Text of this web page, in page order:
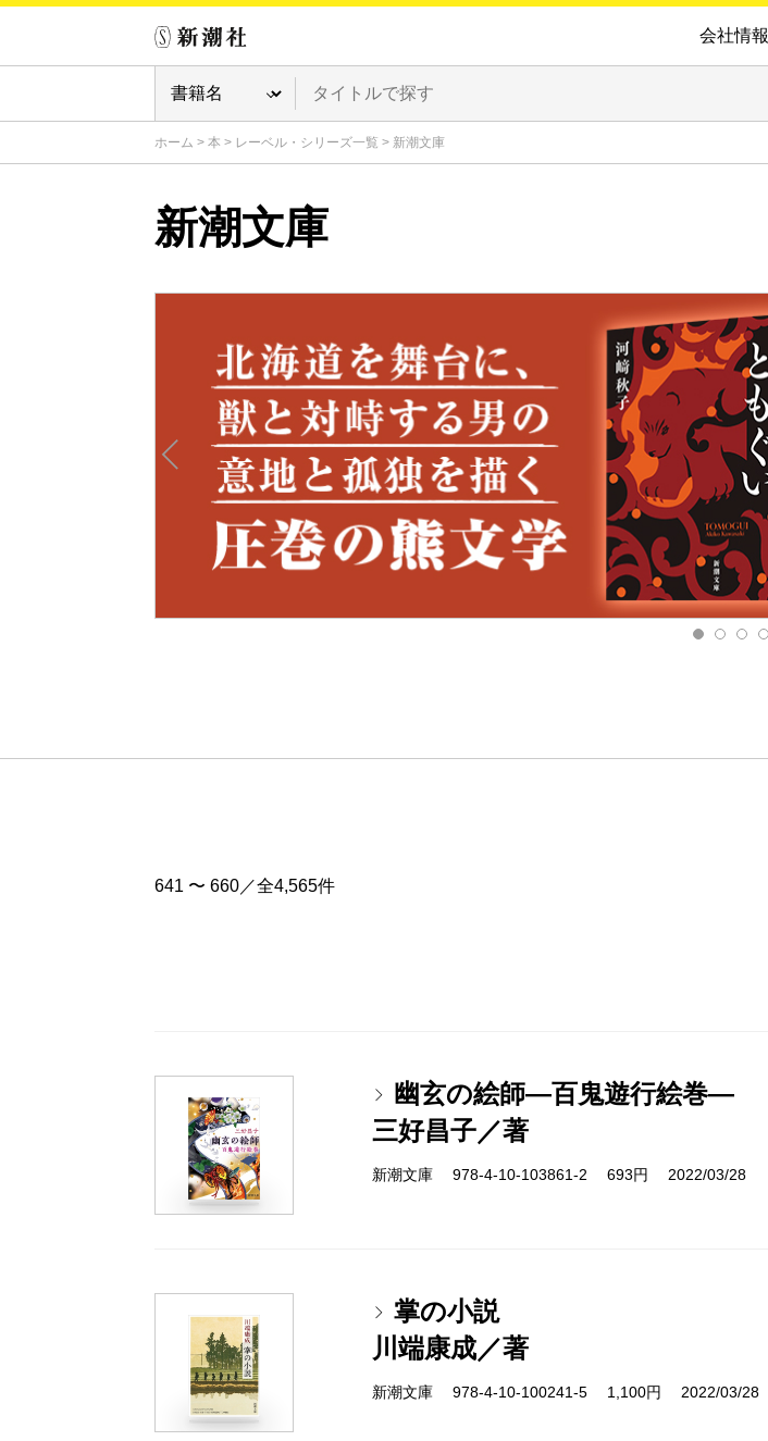
会社情報
ホーム > 本 > レーベル・シリーズ一覧 > 新潮文庫
新潮文庫
641 〜 660／全4,565件
幽玄の絵師―百鬼遊行絵巻―
三好昌子／著
新潮文庫 978-4-10-103861-2 693円 2022/03/28
掌の小説
川端康成／著
新潮文庫 978-4-10-100241-5 1,100円 2022/03/28